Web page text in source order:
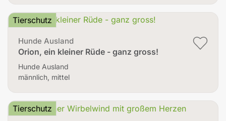
Hunde Ausland
Orion, ein kleiner Rüde - ganz gross!
Tierschutz
Hunde Ausland
männlich, mittel
Tierschutz